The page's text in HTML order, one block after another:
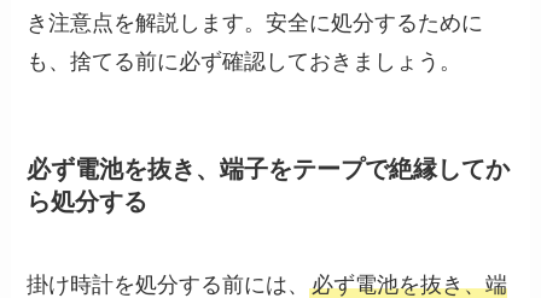
き注意点を解説します。安全に処分するために
も、捨てる前に必ず確認しておきましょう。
必ず電池を抜き、端子をテープで絶縁してか
ら処分する
掛け時計を処分する前には、必ず電池を抜き、端